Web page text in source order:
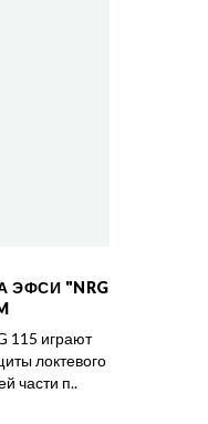
ЭФСИ "NRG
115 играют
локтевого
части п..